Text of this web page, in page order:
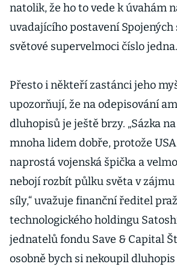
natolik, že ho to vede k úvahám
uvadajícího postavení Spojených
světové supervelmoci číslo jedna.
Přesto i někteří zastánci jeho
upozorňují, že na odepisování
dluhopisů je ještě brzy. „Sázka
mnoha lidem dobře, protože
naprostá vojenská špička a
nebojí rozbít půlku světa v
síly,“ uvažuje finanční ředitel
technologického holdingu
jednatelů fondu Save & Capital
osobně bych si nekoupil